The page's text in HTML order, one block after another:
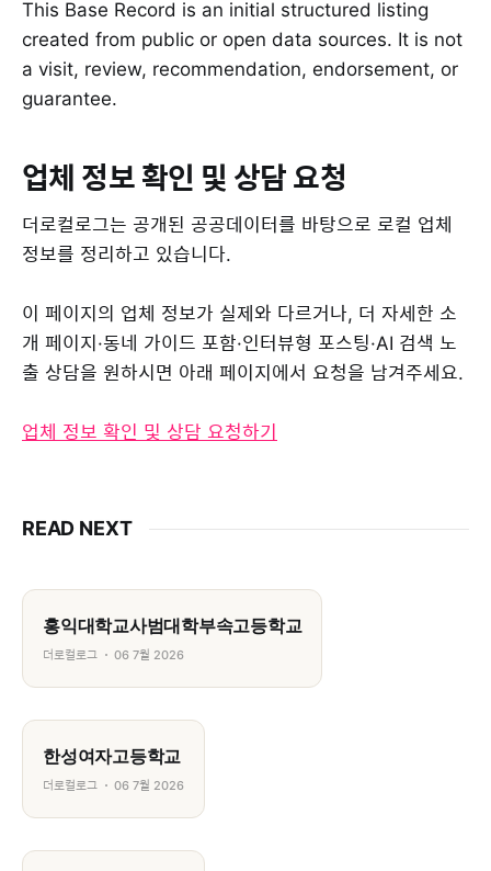
This Base Record is an initial structured listing
created from public or open data sources. It is not
a visit, review, recommendation, endorsement, or
guarantee.
업체 정보 확인 및 상담 요청
더로컬로그는 공개된 공공데이터를 바탕으로 로컬 업체
정보를 정리하고 있습니다.
이 페이지의 업체 정보가 실제와 다르거나, 더 자세한 소
개 페이지·동네 가이드 포함·인터뷰형 포스팅·AI 검색 노
출 상담을 원하시면 아래 페이지에서 요청을 남겨주세요.
업체 정보 확인 및 상담 요청하기
READ NEXT
홍익대학교사범대학부속고등학교
더로컬로그 06 7월 2026
한성여자고등학교
더로컬로그 06 7월 2026